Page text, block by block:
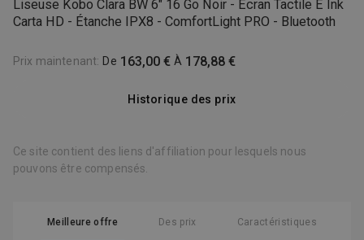
Liseuse Kobo Clara BW 6" 16 Go Noir - Écran Tactile E Ink
Carta HD - Étanche IPX8 - ComfortLight PRO - Bluetooth
Prix maintenant: De 163,00 € À 178,88 €
Historique des prix
Ce site contient des liens d'affiliation pour lesquels nous
pouvons être compensés.
Meilleure offre Des prix Caractéristiques